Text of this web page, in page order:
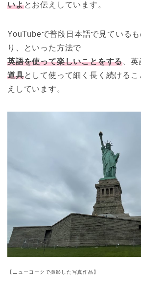
いよとお伝えしています。
YouTubeで普段日本語で見ている
り、といった方法で
英語を使って楽しいことをする 、
道具として使って細く長く続ける
えしています。
【ニューヨークで撮影した写真作品】